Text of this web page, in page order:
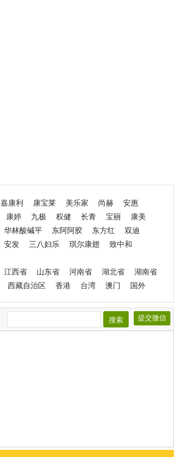
嘉康利 康宝莱 美乐家 尚赫
安惠
康婷 九极 权健 长青 宝丽
康美
华林酸碱平 东阿阿胶 东方红
双迪
安发 三八妇乐 琪尔康翅
致中和
江西省 山东省 河南省 湖北省
湖南省
西藏自治区 香港 台湾 澳门 国外
搜索 提交微信